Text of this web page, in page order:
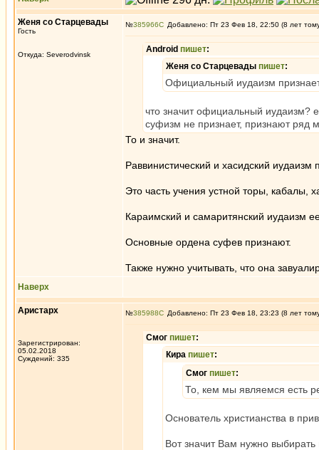
Женя со Старцевады
Гость
Откуда: Severodvinsk
№385966 Добавлено: Пт 23 Фев 18, 22:50 (8 лет
Android пишет:
Женя со Старцевады пишет:
Официальный иудаизм
что значит официальный иудаизм?
суфизм не признает, признают ряд
То и значит.
Раввинистический и хасидский
Это часть учения устной торы, кабалы,
Караимский и самаритянский иудаизм
Основные ордена суфев признают.
Также нужно учитывать, что она
Наверх
Аристарх
Зарегистрирован:
05.02.2018
Суждений: 335
№385988 Добавлено: Пт 23 Фев 18, 23:23 (8 лет
Смог пишет:
Кира пишет:
Смог пишет:
То, кем мы являемся есть
Основатель христианства в
Вот значит Вам нужно